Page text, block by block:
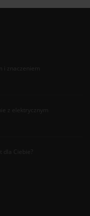
i znaczeniem
z elektrycznym
Ciebie?